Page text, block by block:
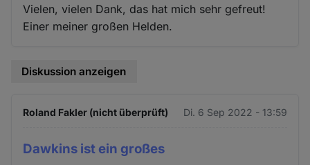
Vielen, vielen Dank, das hat mich sehr gefreut!
Einer meiner großen Helden.
Diskussion anzeigen
Roland Fakler (nicht überprüft) Di. 6 Sep 2022 - 13:59
Dawkins ist ein großes